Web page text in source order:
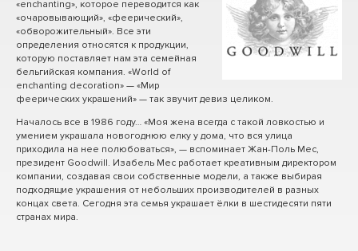
«enchanting», которое переводится как
«очаровывающий», «феерический»,
«обворожительный». Все эти
определения относятся к продукции,
которую поставляет нам эта семейная
бельгийская компания. «World of
enchanting decoration» — «Мир
феерических украшений» — так звучит девиз целиком.
Началось все в 1986 году… «Моя жена всегда с такой ловкостью и
умением украшала новогоднюю елку у дома, что вся улица
приходила на нее полюбоваться», — вспоминает Жан-Поль Мес,
президент Goodwill. Изабель Мес работает креативным директором
компании, создавая свои собственные модели, а также выбирая
подходящие украшения от небольших производителей в разных
концах света. Сегодня эта семья украшает ёлки в шестидесяти пяти
странах мира.